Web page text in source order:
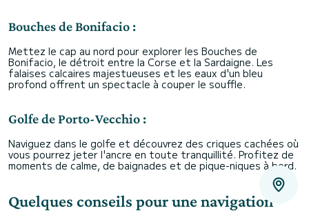
Bouches de Bonifacio :
Mettez le cap au nord pour explorer les Bouches de
Bonifacio, le détroit entre la Corse et la Sardaigne. Les
falaises calcaires majestueuses et les eaux d'un bleu
profond offrent un spectacle à couper le souffle.
Golfe de Porto-Vecchio :
Naviguez dans le golfe et découvrez des criques cachées où
vous pourrez jeter l'ancre en toute tranquillité. Profitez de
moments de calme, de baignades et de pique-niques à bord.
Quelques conseils pour une navigation